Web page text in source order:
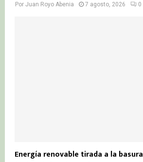
Por Juan Royo Abenia 7 agosto, 2026 0
Energía renovable tirada a la basura